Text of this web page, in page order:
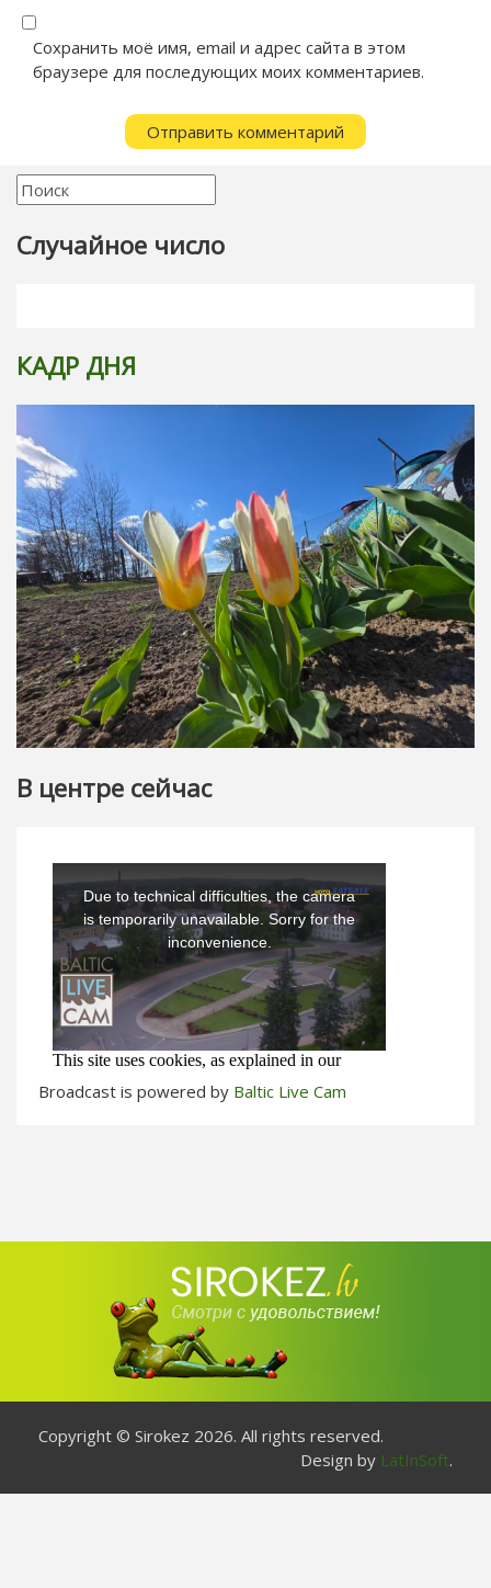
Сохранить моё имя, email и адрес сайта в этом
браузере для последующих моих комментариев.
Случайное число
КАДР ДНЯ
В центре сейчас
Broadcast is powered by Baltic Live Cam
Copyright © Sirokez 2026. All rights reserved.
Design by LatInSoft.